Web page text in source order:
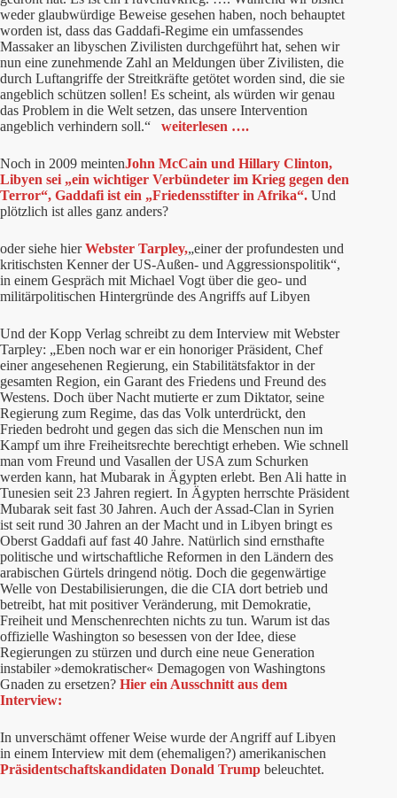
weder glaubwürdige Beweise gesehen haben, noch behauptet
worden ist, dass das Gaddafi-Regime ein umfassendes
Massaker an libyschen Zivilisten durchgeführt hat, sehen wir
nun eine zunehmende Zahl an Meldungen über Zivilisten, die
durch Luftangriffe der Streitkräfte getötet worden sind, die sie
angeblich schützen sollen! Es scheint, als würden wir genau
das Problem in die Welt setzen, das unsere Intervention
angeblich verhindern soll.“ weiterlesen ….
Noch in 2009 meintenJohn McCain und Hillary Clinton,
Libyen sei „ein wichtiger Verbündeter im Krieg gegen den
Terror“, Gaddafi ist ein „Friedensstifter in Afrika“. Und
plötzlich ist alles ganz anders?
oder siehe hierWebster Tarpley,„einer der profundesten und
kritischsten Kenner der US-Außen- und Aggressionspolitik“,
in einem Gespräch mit Michael Vogt über die geo- und
militärpolitischen Hintergründe des Angriffs auf Libyen
Und der Kopp Verlag schreibt zu dem Interview mit Webster
Tarpley: „Eben noch war er ein honoriger Präsident, Chef
einer angesehenen Regierung, ein Stabilitätsfaktor in der
gesamten Region, ein Garant des Friedens und Freund des
Westens. Doch über Nacht mutierte er zum Diktator, seine
Regierung zum Regime, das das Volk unterdrückt, den
Frieden bedroht und gegen das sich die Menschen nun im
Kampf um ihre Freiheitsrechte berechtigt erheben. Wie schnell
man vom Freund und Vasallen der USA zum Schurken
werden kann, hat Mubarak in Ägypten erlebt. Ben Ali hatte in
Tunesien seit 23 Jahren regiert. In Ägypten herrschte Präsident
Mubarak seit fast 30 Jahren. Auch der Assad-Clan in Syrien
ist seit rund 30 Jahren an der Macht und in Libyen bringt es
Oberst Gaddafi auf fast 40 Jahre. Natürlich sind ernsthafte
politische und wirtschaftliche Reformen in den Ländern des
arabischen Gürtels dringend nötig. Doch die gegenwärtige
Welle von Destabilisierungen, die die CIA dort betrieb und
betreibt, hat mit positiver Veränderung, mit Demokratie,
Freiheit und Menschenrechten nichts zu tun. Warum ist das
offizielle Washington so besessen von der Idee, diese
Regierungen zu stürzen und durch eine neue Generation
instabiler »demokratischer« Demagogen von Washingtons
Gnaden zu ersetzen? Hier ein Ausschnitt aus dem
Interview:
In unverschämt offener Weise wurde der Angriff auf Libyen
in einem Interview mit dem (ehemaligen?) amerikanischen
Präsidentschaftskandidaten Donald Trump beleuchtet.